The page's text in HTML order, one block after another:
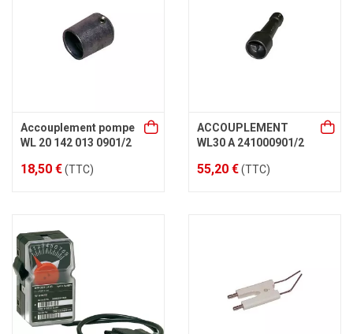
Accouplement pompe
WL 20 142 013 0901/2
18,50 €(TTC)
ACCOUPLEMENT
WL30 A 241000901/2
55,20 €(TTC)